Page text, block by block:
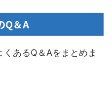
Q＆A
あるQ＆Aをまとめま